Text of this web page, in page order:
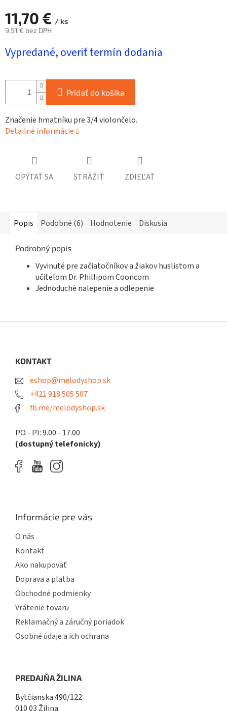
11,70 € / ks
9,51 € bez DPH
cena:
Vypredané, overiť termín dodania
Pridať do košíka
Značenie hmatníku pre 3/4 violončelo.
Detailné informácie
OPÝTAŤ SA STRÁŽIŤ ZDIEĽAŤ
Popis Podobné (6) Hodnotenie Diskusia
Podrobný popis
Vyvinuté pre začiatočníkov a žiakov huslistom a
učiteľom Dr. Phillipom Cooncom
Jednoduché nalepenie a odlepenie
KONTAKT
eshop@melodyshop.sk
+421 918 505 507
fb.me/melodyshop.sk
PO - PI: 9.00 - 17.00
(dostupný telefonicky)
Informácie pre vás
O nás
Kontakt
Ako nakupovať
Doprava a platba
Obchodné podmienky
Vrátenie tovaru
Reklamačný a záručný poriadok
Osobné údaje a ich ochrana
PREDAJŇA ŽILINA
Bytčianska 490/122
010 03 Žilina